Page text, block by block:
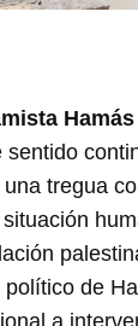
Hamás
sentido
tregua
de
a